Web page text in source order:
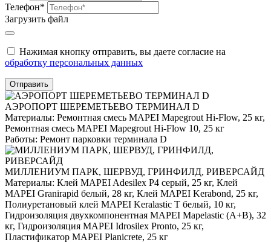
Телефон*
Загрузить файл
Нажимая кнопку отправить, вы даете согласие на
обработку персональных данных
Отправить
АЭРОПОРТ ШЕРЕМЕТЬЕВО ТЕРМИНАЛ D
Материалы: Ремонтная смесь MAPEI Mapegrout Hi-Flow, 25 кг,
Ремонтная смесь MAPEI Mapegrout Hi-Flow 10, 25 кг
Работы: Ремонт парковки терминала D
МИЛЛЕНИУМ ПАРК, ШЕРВУД, ГРИНФИЛД, РИВЕРСАЙД
Материалы: Клей MAPEI Adesilex P4 серый, 25 кг, Клей
MAPEI Granirapid белый, 28 кг, Клей MAPEI Kerabond, 25 кг,
Полиуретановый клей MAPEI Keralastic T белый, 10 кг,
Гидроизоляция двухкомпонентная MAPEI Mapelastic (А+B), 32
кг, Гидроизоляция MAPEI Idrosilex Pronto, 25 кг,
Пластификатор MAPEI Planicrete, 25 кг